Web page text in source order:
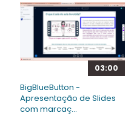
03:00
BigBlueButton -
Apresentação de Slides
com marcaç...